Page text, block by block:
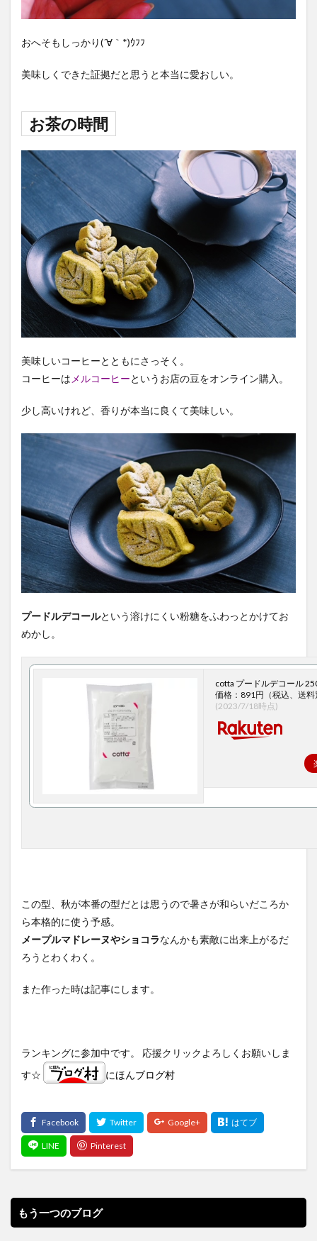
おへそもしっかり(´∀｀*)ｳﾌﾌ
美味しくできた証拠だと思うと本当に愛おしい。
お茶の時間
美味しいコーヒーとともにさっそく。
コーヒーは メルコーヒーというお店の豆をオンライン購入。
少し高いけれど、香りが本当に良くて美味しい。
プードルデコールという溶けにくい粉糖をふわっとかけてお
めかし。
cotta プードルデコール
価格：891円（税込、送料
(2023/7/18時点)
この型、秋が本番の型だとは思うので暑さが和らいだころか
ら本格的に使う予感。
メープルマドレーヌやショコラなんかも素敵に出来上がるだ
ろうとわくわく。
また作った時は記事にします。
ランキングに参加中です。 応援クリックよろしくお願いしま
す☆
にほんブログ村
もう一つのブログ